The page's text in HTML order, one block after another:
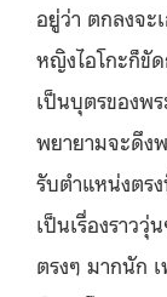
อยู่ว่า ตกลงจะ
หญิงไอโกะก็ขั
เป็นบุตรของพ
พยายามจะดึง
รับตำแหน่งตร
เป็นเรื่องราว
ตรงๆ มากนัก